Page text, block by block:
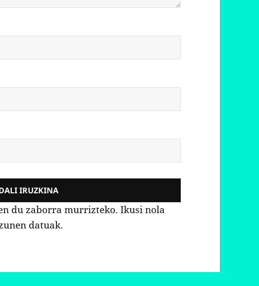
du zaborra murrizteko.Ikusi nola
datuak.